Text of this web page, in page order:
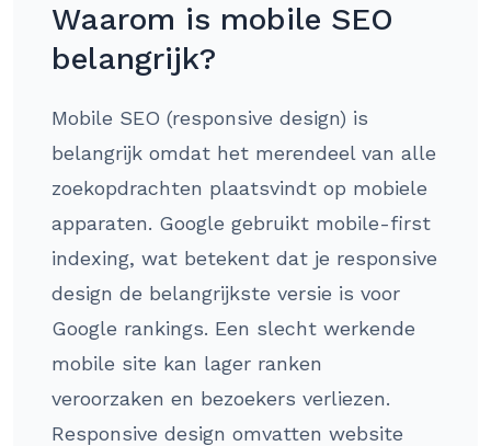
Waarom is mobile SEO
belangrijk?
Mobile SEO (responsive design) is
belangrijk omdat het merendeel van alle
zoekopdrachten plaatsvindt op mobiele
apparaten. Google gebruikt mobile-first
indexing, wat betekent dat je responsive
design de belangrijkste versie is voor
Google rankings. Een slecht werkende
mobile site kan lager ranken
veroorzaken en bezoekers verliezen.
Responsive design omvatten website